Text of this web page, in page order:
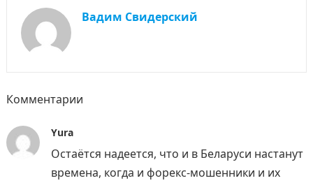
Вадим Свидерский
Комментарии
Yura
Остаётся надеется, что и в Беларуси настанут
времена, когда и форекс-мошенники и их